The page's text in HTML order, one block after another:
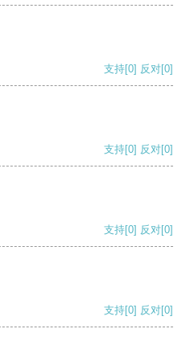
支持[0] 反对[0]
支持[0] 反对[0]
支持[0] 反对[0]
支持[0] 反对[0]